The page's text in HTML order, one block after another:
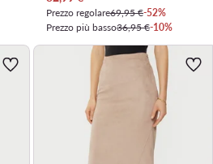
Prezzo regolare69,95 €-52%
Prezzo più basso36,95 €-10%